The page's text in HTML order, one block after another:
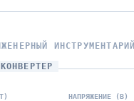
ИНСТРУМЕНТАРИЙ
НАПРЯЖЕНИЕ (В)